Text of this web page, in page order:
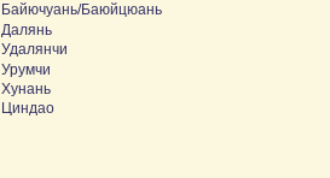
Байючуань/Баюйцюань
Далянь
Удалянчи
Урумчи
Хунань
Циндао